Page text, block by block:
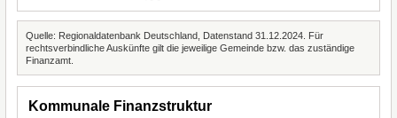
Quelle: Regionaldatenbank Deutschland, Datenstand 31.12.2024. Für
rechtsverbindliche Auskünfte gilt die jeweilige Gemeinde bzw. das zuständige
Finanzamt.
Kommunale Finanzstruktur